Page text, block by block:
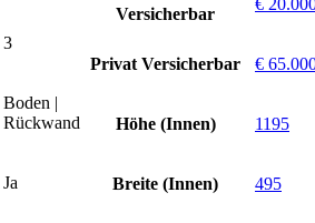
3
Boden |
Rückwand
Ja
Versicherbar
€
Privat Versicherbar €
Höhe (Innen) 1195
Breite (Innen) 495